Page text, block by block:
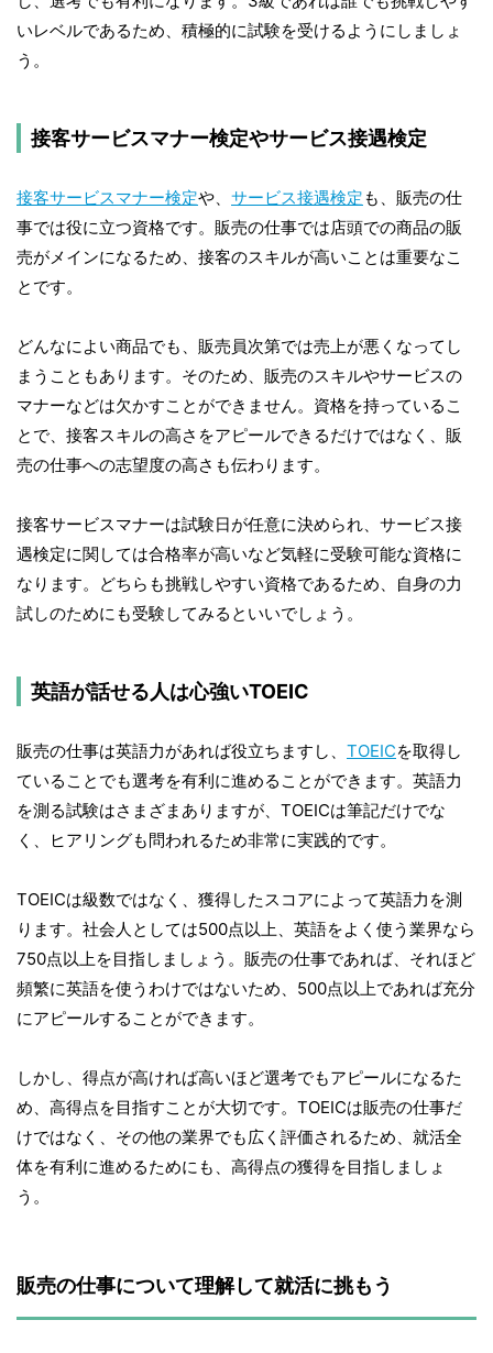
いレベルであるため、積極的に試験を受けるようにしましょ
う。
接客サービスマナー検定やサービス接遇検定
接客サービスマナー検定や、 サービス接遇検定も、販売の仕
事では役に立つ資格です。販売の仕事では店頭での商品の販
売がメインになるため、接客のスキルが高いことは重要なこ
とです。
どんなによい商品でも、販売員次第では売上が悪くなってし
まうこともあります。そのため、販売のスキルやサービスの
マナーなどは欠かすことができません。資格を持っているこ
とで、接客スキルの高さをアピールできるだけではなく、販
売の仕事への志望度の高さも伝わります。
接客サービスマナーは試験日が任意に決められ、サービス接
遇検定に関しては合格率が高いなど気軽に受験可能な資格に
なります。どちらも挑戦しやすい資格であるため、自身の力
試しのためにも受験してみるといいでしょう。
英語が話せる人は心強いTOEIC
販売の仕事は英語力があれば役立ちますし、 TOEICを取得し
ていることでも選考を有利に進めることができます。英語力
を測る試験はさまざまありますが、TOEICは筆記だけでな
く、ヒアリングも問われるため非常に実践的です。
TOEICは級数ではなく、獲得したスコアによって英語力を測
ります。社会人としては500点以上、英語をよく使う業界なら
750点以上を目指しましょう。販売の仕事であれば、それほど
頻繁に英語を使うわけではないため、500点以上であれば充分
にアピールすることができます。
しかし、得点が高ければ高いほど選考でもアピールになるた
め、高得点を目指すことが大切です。TOEICは販売の仕事だ
けではなく、その他の業界でも広く評価されるため、就活全
体を有利に進めるためにも、高得点の獲得を目指しましょ
う。
販売の仕事について理解して就活に挑もう